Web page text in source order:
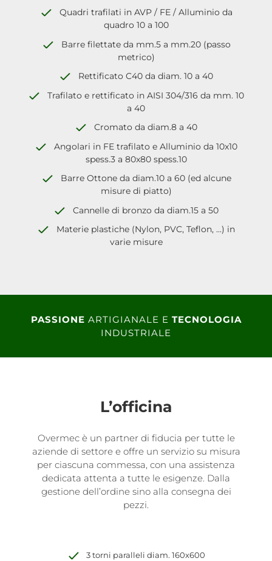
Quadri trafilati in AVP / FE / Alluminio da
quadro 10 a 100
Barre filettate da mm.5 a mm.20 (passo
metrico)
Rettificato C40 da diam. 10 a 40
Trafilato e rettificato in AISI 304/316 da mm. 10
a 40
Cromato da diam.8 a 40
Angolari in FE trafilato e Alluminio da 10x10
spess.3 a 80x80 spess.10
Barre Ottone da diam.10 a 60 (ed alcune
misure di piatto)
Cannelle di bronzo da diam.15 a 50
Materie plastiche (Nylon, PVC, Teflon, ...) in
varie misure
PASSIONE ARTIGIANALE E TECNOLOGIA
INDUSTRIALE
L’officina
Overmec è un partner di fiducia per tutte le
aziende di settore e offre un servizio su misura
per ciascuna commessa, con una assistenza
dedicata attenta a tutte le esigenze. Dalla
gestione dell’ordine sino alla consegna dei
pezzi.
3 torni paralleli diam. 160x600